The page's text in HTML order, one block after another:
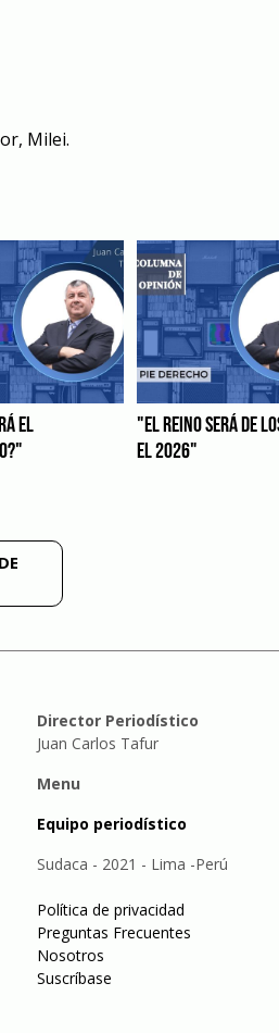
, Milei.
EL
"EL REINO SERÁ DE
EL 2026"
Director Periodístico
Juan Carlos Tafur
Menu
Equipo periodístico
Sudaca - 2021 - Lima -Perú
Política de privacidad
Preguntas Frecuentes
Nosotros
Suscríbase